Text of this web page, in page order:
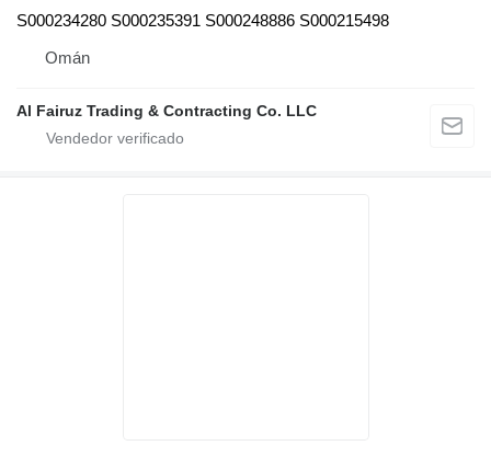
S000234280 S000235391 S000248886 S000215498
Omán
Al Fairuz Trading & Contracting Co. LLC